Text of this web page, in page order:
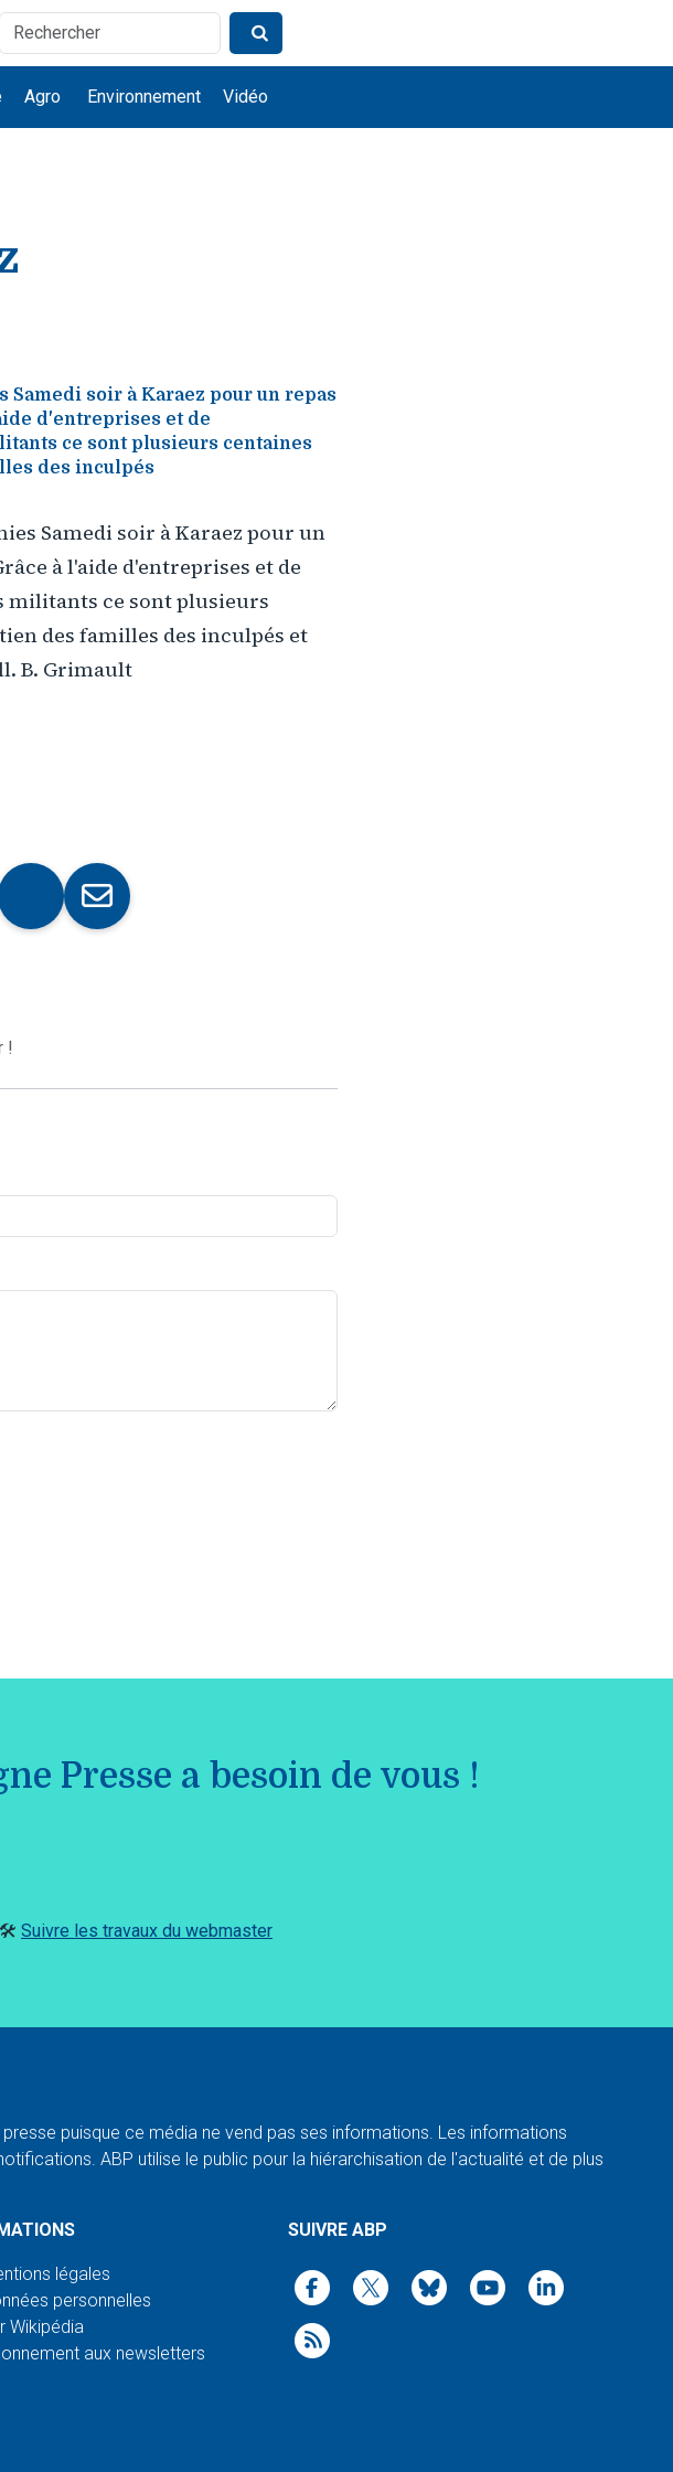
Agro Environnement Vidéo
Samedi soir à Karaez pour un repas
d'entreprises et de
ce sont plusieurs centaines
des inculpés
Samedi soir à Karaez pour un
à l'aide d'entreprises et de
militants ce sont plusieurs
des familles des inculpés et
B. Grimault
!
Presse a besoin de vous !
Suivre les travaux du webmaster
puisque ce média ne vend pas ses informations. Les informations
ABP utilise le public pour la hiérarchisation de l'actualité et de plus
légales
personnelles
Wikipédia
aux newsletters
SUIVRE ABP